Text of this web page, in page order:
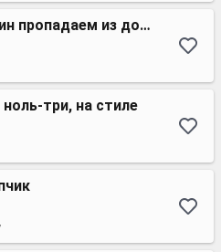
Между девятин пропадаем из дома
три, на стиле